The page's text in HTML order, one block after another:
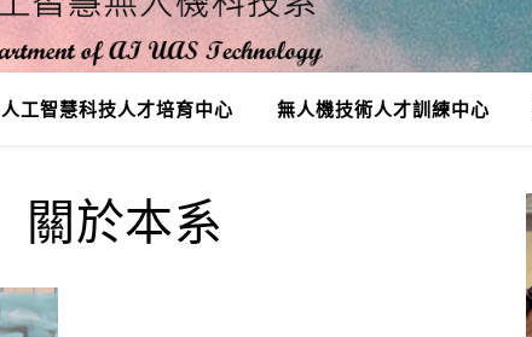
人工智慧科技人才培育中心 無人機技術人才訓練中心
關於本系